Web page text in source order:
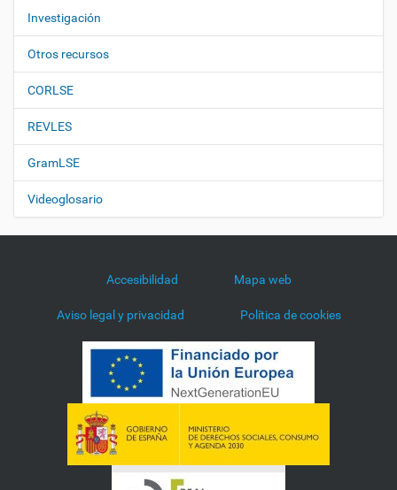
Investigación
Otros recursos
CORLSE
REVLES
GramLSE
Videoglosario
Accesibilidad Mapa web
Aviso legal y privacidad Política de cookies